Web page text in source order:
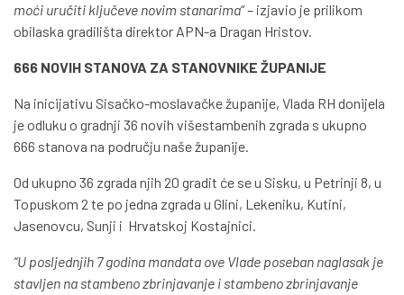
moći uručiti ključeve novim stanarima“ – izjavio je prilikom
obilaska gradilišta direktor APN-a Dragan Hristov.
666 NOVIH STANOVA ZA STANOVNIKE ŽUPANIJE
Na inicijativu Sisačko-moslavačke županije, Vlada RH donijela
je odluku o gradnji 36 novih višestambenih zgrada s ukupno
666 stanova na području naše županije.
Od ukupno 36 zgrada njih 20 gradit će se u Sisku, u Petrinji 8, u
Topuskom 2 te po jedna zgrada u Glini, Lekeniku, Kutini,
Jasenovcu, Sunji i Hrvatskoj Kostajnici.
“U posljednjih 7 godina mandata ove Vlade poseban naglasak je
stavljen na stambeno zbrinjavanje i stambeno zbrinjavanje